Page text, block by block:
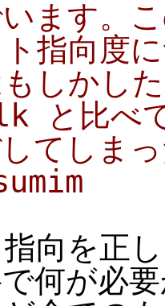
います。
指向度
もしかし
比べて
てしま
向を正
何が必